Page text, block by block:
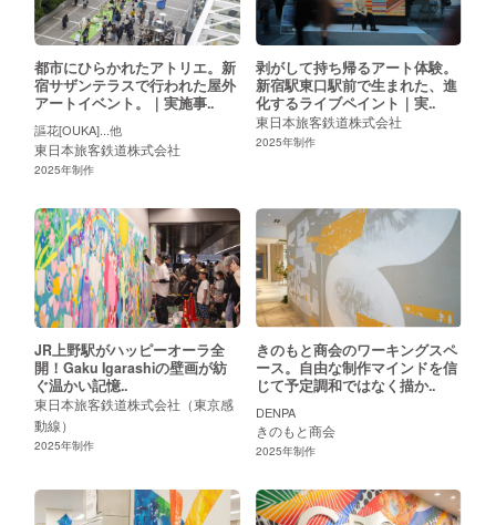
都市にひらかれたアトリエ。新
宿サザンテラスで行われた屋外
アートイベント。｜実施事..
謳花[OUKA]...他
東日本旅客鉄道株式会社
2025年制作
剥がして持ち帰るアート体験。
新宿駅東口駅前で生まれた、進
化するライブペイント｜実..
東日本旅客鉄道株式会社
2025年制作
JR上野駅がハッピーオーラ全
開！Gaku Igarashiの壁画が紡
ぐ温かい記憶..
東日本旅客鉄道株式会社（東京感
動線）
2025年制作
きのもと商会のワーキングスペ
ース。自由な制作マインドを信
じて予定調和ではなく描か..
DENPA
きのもと商会
2025年制作